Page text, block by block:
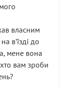
власним
вʼїзді до
мене вона
вам зроби